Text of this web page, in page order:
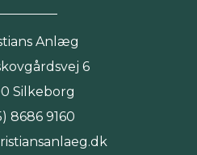
Anlæg
6
Silkeborg
8686 9160